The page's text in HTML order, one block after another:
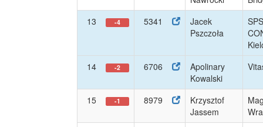
13
-4 5341
Jacek
Pszczoła
SPS
14
-2 6706
Apolinary
Kowalski
15 -1 8979
Krzysztof
Jassem